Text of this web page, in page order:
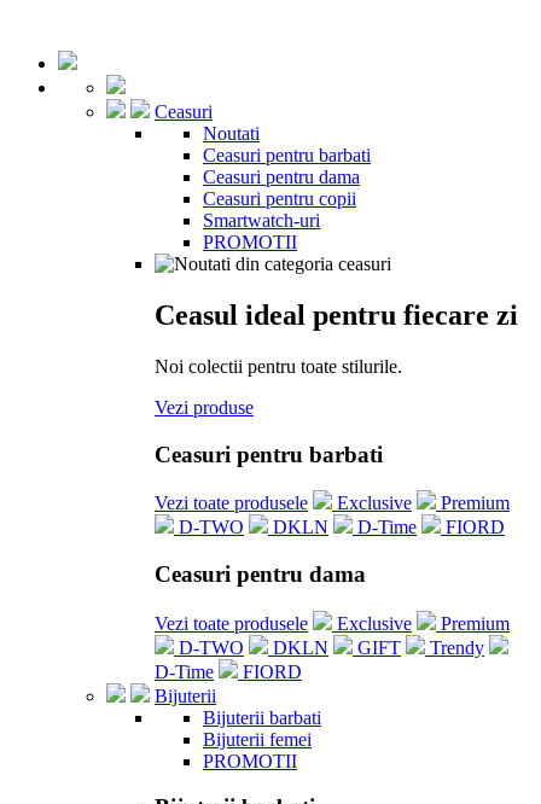
Ceasuri
Noutati
Ceasuri pentru barbati
Ceasuri pentru dama
Ceasuri pentru copii
Smartwatch-uri
PROMOTII
Ceasul ideal pentru fiecare zi
Noi colectii pentru toate stilurile.
Vezi produse
Ceasuri pentru barbati
Vezi toate produsele Exclusive
Premium
D-TWO
DKLN D-Time FIORD
Ceasuri pentru dama
Vezi toate produsele Exclusive
Premium
D-TWO
DKLN GIFT
Trendy
D-Time
FIORD
Bijuterii
Bijuterii barbati
Bijuterii femei
PROMOTII